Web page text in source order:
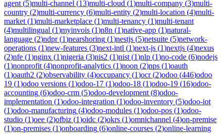
agent (5)multi-channel (13)multi-cloud (1)multi-company (3)multi-
country (2)multi-currency (6)multi-entity (2)multi-location (4)multi-
market (1)multi-marketplace (1)multi-tenancy (1)multi-tenant
(4)multilingual (1)myinvois (1)n8n (1)native-app (1)natural-
language (2)ndpr(1)nearshoring (1)nestjs (5)netsuite (5)network-
operations (1)new-features (3)next-intl (1)next-js (1)nextjs (4)nexus
(2)nfe (1)nginx (1)nigeria (3)nis2 (1)nist (1)nlp (1)no-code (6)nodejs
(1)nonprofit (4)nonprofit-analytics (1)noon (2)nps (1)oauth
(1)oauth2 (2)observability (4)occupancy (1)ocr(2)odoo (446)odoo
19 (1)odoo versions (1)odoo-17 (1)odoo-18 (1)odoo-19 (16)odoo-
accounting (6)odoo-crm (5)odoo-development (8)odoo-
implementation (1)odoo-integration (1)odoo-inventory (5)odoo-iot
(1)odoo-manufacturing (4)odoo-modules (1)odoo-pos (1)odoo-
studio (1)oee (2)ofbiz (1)oidc (2)okrs (1)omnichannel (4)on-premise
(1)on-premises (1)onboarding (6)online-courses (2)online-learning